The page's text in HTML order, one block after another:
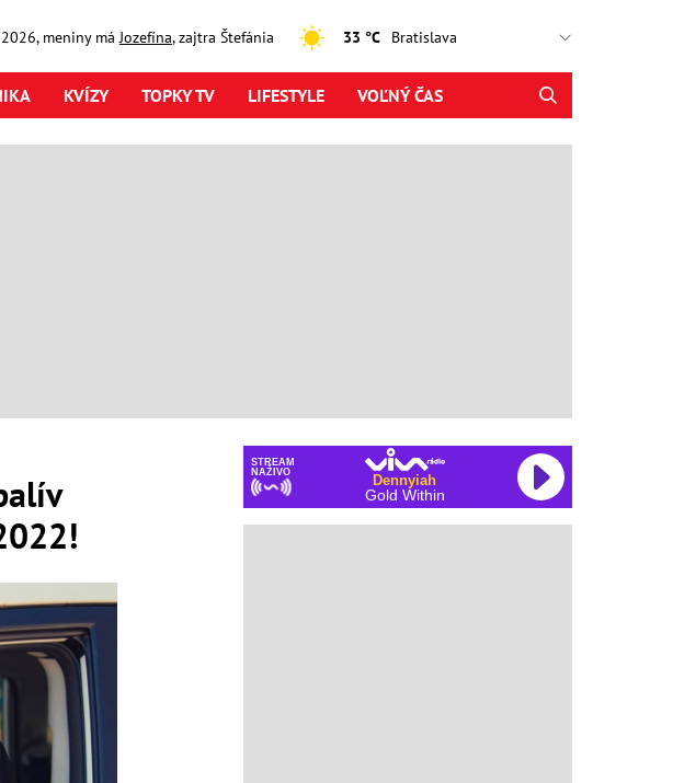
, meniny má Jozefína, zajtra Štefánia 33 °C
KVÍZY TOPKY TV LIFESTYLE VOĽNÝ ČAS
STREAM
NAŽIVO
Dennyiah
Gold Within